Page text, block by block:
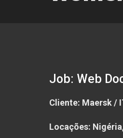
Job: Web
Cliente: Maersk /
Locações: